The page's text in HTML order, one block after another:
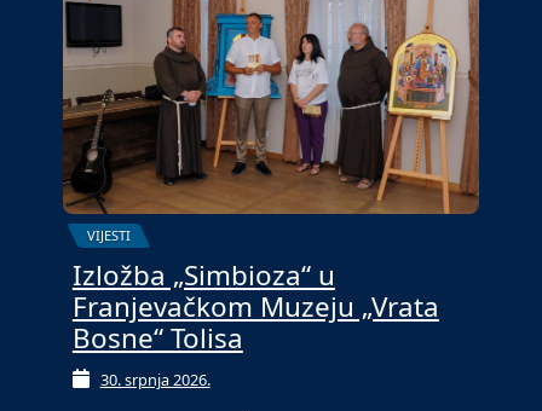
VIJESTI
Izložba „Simbioza“ u
Franjevačkom Muzeju „Vrata
Bosne“ Tolisa
30. srpnja 2026.